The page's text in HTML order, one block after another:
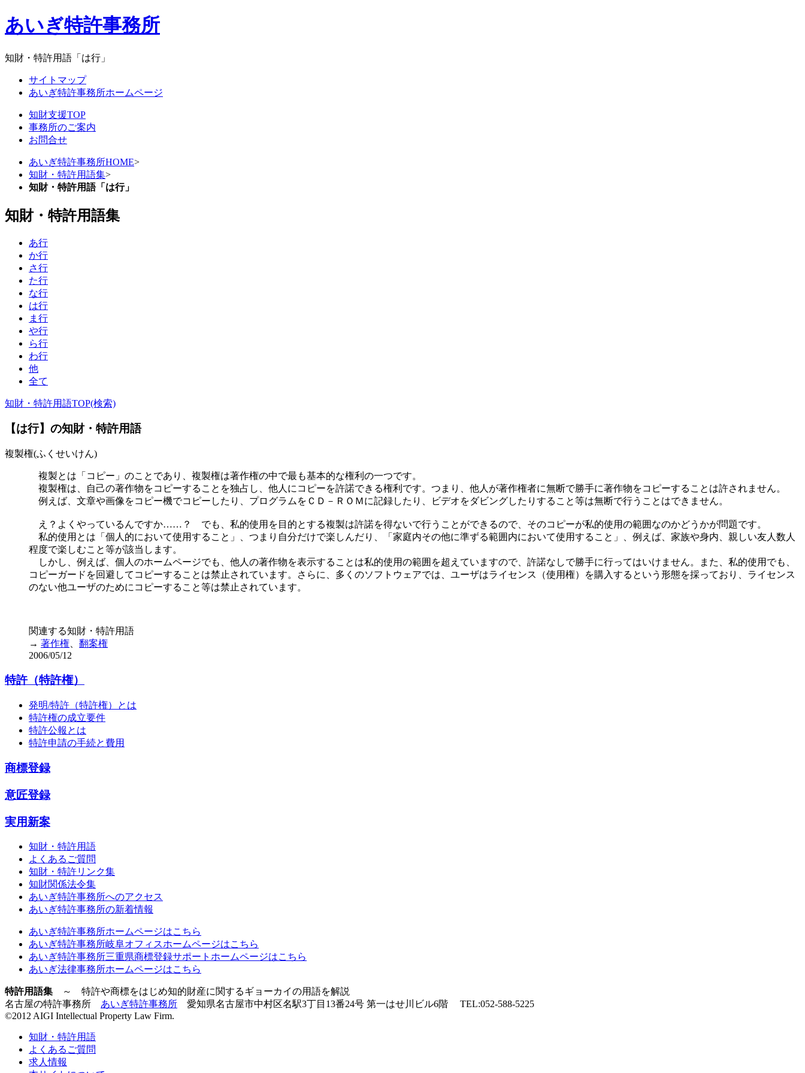
あいぎ特許事務所
知財・特許用語「は行」
サイトマップ
あいぎ特許事務所ホームページ
知財支援TOP
事務所のご案内
お問合せ
あいぎ特許事務所HOME>
知財・特許用語集>
知財・特許用語「は行」
知財・特許用語集
あ行
か行
さ行
た行
な行
は行
ま行
や行
ら行
わ行
他
全て
知財・特許用語TOP(検索)
【は行】の知財・特許用語
複製権(ふくせいけん)
複製とは「コピー」のことであり、複製権は著作権の中で最も基本的な権利の一つです。
複製権は、自己の著作物をコピーすることを独占し、他人にコピーを許諾できる権利です。つまり、他人が著作権者に無断で勝手に著作物をコピーすることは許されません。
例えば、文章や画像をコピー機でコピーしたり、プログラムをＣＤ－ＲＯＭに記録したり、ビデオをダビングしたりすること等は無断で行うことはできません。
え？よくやっているんですか……？ でも、私的使用を目的とする複製は許諾を得ないで行うことができるので、そのコピーが私的使用の範囲なのかどうかが問題です。
私的使用とは「個人的において使用すること」、つまり自分だけで楽しんだり、「家庭内その他に準ずる範囲内において使用すること」、例えば、家族や身内、親しい友人数人
程度で楽しむこと等が該当します。
しかし、例えば、個人のホームページでも、他人の著作物を表示することは私的使用の範囲を超えていますので、許諾なしで勝手に行ってはいけません。また、私的使用でも、
コピーガードを回避してコピーすることは禁止されています。さらに、多くのソフトウェアでは、ユーザはライセンス（使用権）を購入するという形態を採っており、ライセンス
のない他ユーザのためにコピーすること等は禁止されています。
関連する知財・特許用語
→ 著作権
翻案権
2006/05/12
特許（特許権）
発明/特許（特許権）とは
特許権の成立要件
特許公報とは
特許申請の手続と費用
商標登録
意匠登録
実用新案
知財・特許用語
よくあるご質問
知財・特許リンク集
知財関係法令集
あいぎ特許事務所へのアクセス
あいぎ特許事務所の新着情報
あいぎ特許事務所ホームページはこちら
あいぎ特許事務所岐阜オフィスホームページはこちら
あいぎ特許事務所三重県商標登録サポートホームページはこちら
あいぎ法律事務所ホームページはこちら
特許用語集 ～ 特許や商標をはじめ知的財産に関するギョーカイの用語を解説
名古屋の特許事務所 あいぎ特許事務所 愛知県名古屋市中村区名駅3丁目13番24号 第一はせ川ビル6階 TEL:052-588-5225
©2012 AIGI Intellectual Property Law Firm.
知財・特許用語
よくあるご質問
求人情報